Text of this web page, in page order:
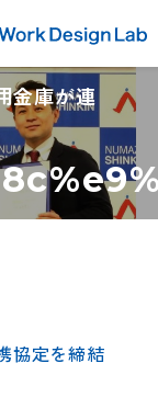
庫が連
協定を締結